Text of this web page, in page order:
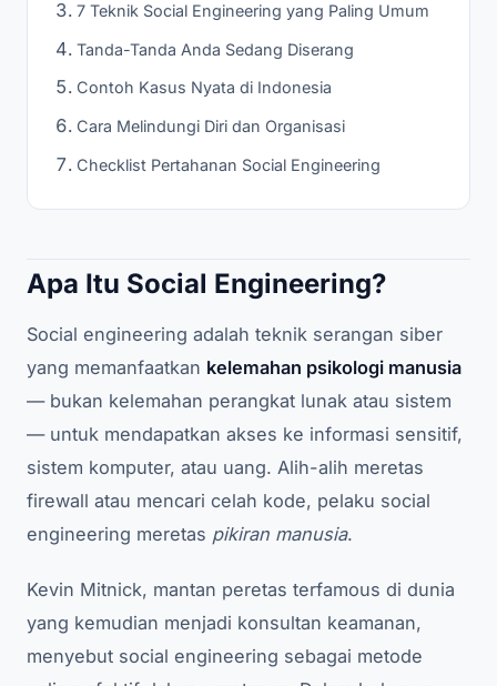
7 Teknik Social Engineering yang Paling Umum
Tanda-Tanda Anda Sedang Diserang
Contoh Kasus Nyata di Indonesia
Cara Melindungi Diri dan Organisasi
Checklist Pertahanan Social Engineering
Apa Itu Social Engineering?
Social engineering adalah teknik serangan siber
yang memanfaatkan kelemahan psikologi manusia
— bukan kelemahan perangkat lunak atau sistem
— untuk mendapatkan akses ke informasi sensitif,
sistem komputer, atau uang. Alih-alih meretas
firewall atau mencari celah kode, pelaku social
engineering meretas pikiran manusia.
Kevin Mitnick, mantan peretas terfamous di dunia
yang kemudian menjadi konsultan keamanan,
menyebut social engineering sebagai metode